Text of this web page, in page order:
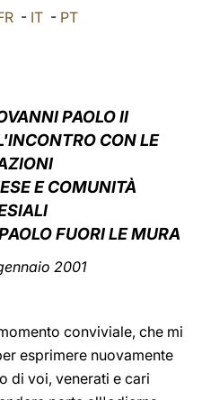
- IT- PT
PAOLO II
CON LE
E COMUNITÀ
FUORI LE MURA
2001
conviviale, che mi
esprimere nuovamente
di voi, venerati e cari